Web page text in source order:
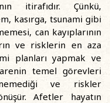
itirafıdır. Çünkü,
kasırga, tsunami gibi
can kayıplarının
ve risklerin en aza
planları yapmak ve
temel görevleri
ve riskler
Afetler hayatın